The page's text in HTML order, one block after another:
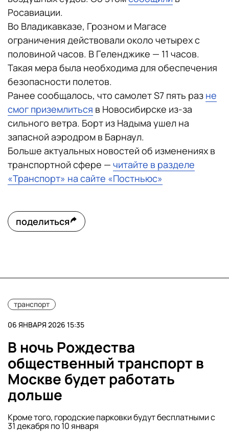
Росавиации.
Во Владикавказе, Грозном и Магасе
ограничения действовали около четырех с
половиной часов. В Геленджике — 11 часов.
Такая мера была необходима для обеспечения
безопасности полетов.
Ранее сообщалось, что самолет S7 пять раз не
смог приземлиться в Новосибирске из-за
сильного ветра. Борт из Надыма ушел на
запасной аэродром в Барнаул.
Больше актуальных новостей об изменениях в
транспортной сфере — читайте в разделе
«Транспорт» на сайте «Постньюс»
поделиться
транспорт
06 ЯНВАРЯ 2026 15:35
В ночь Рождества
общественный транспорт в
Москве будет работать
дольше
Кроме того, городские парковки будут бесплатными с
31 декабря по 10 января